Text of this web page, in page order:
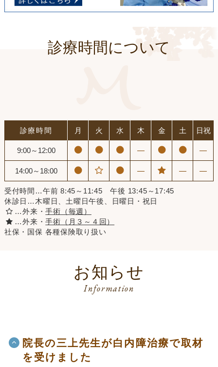
診療時間について
診療時間 月 火 水 木 金 土 日祝
9:00～12:00 ― ―
14:00～18:00 ― ― ―
受付時間…午前 8:45～11:45 午後 13:45～17:45
休診日…木曜日、土曜日午後、日曜日・祝日
…外来・手術（毎週）
…外来・手術（月３～４回）
社保・国保 各種保険取り扱い
お知らせ
Information
院長の三上先生が白内障治療で取材
を受けました